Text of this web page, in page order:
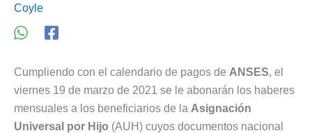
Coyle
Cumpliendo con el calendario de pagos de ANSES, el
viernes 19 de marzo de 2021 se le abonarán los haberes
mensuales a los beneficiarios de la Asignación
Universal por Hijo (AUH) cuyos documentos nacional